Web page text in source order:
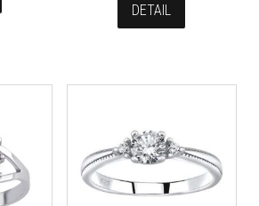
DETAIL